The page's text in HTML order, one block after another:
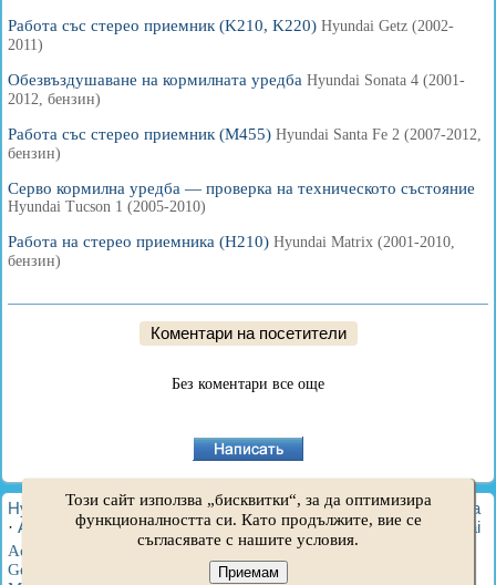
Работа със стерео приемник (K210, K220) Hyundai Getz (2002-
2011)
Обезвъздушаване на кормилната уредба Hyundai Sonata 4 (2001-
2012, бензин)
Работа със стерео приемник (M455) Hyundai Santa Fe 2 (2007-2012,
бензин)
Серво кормилна уредба — проверка на техническото състояние
Hyundai Tucson 1 (2005-2010)
Работа на стерео приемника (H210) Hyundai Matrix (2001-2010,
бензин)
Коментари на посетители
Без коментари все още
HyundaiBook.ru © 2018-2026·Пълна версия·Карта на сайта
· Администрация·Търсене в сайта ·Собственици на Hyundai
Accent 1 Accent 2·Accent 3 · Elantra 1 ·Elantra 2
Getz
Santa Fe 2·
Този сайт използва „бисквитки“, за да оптимизира
функционалността си. Като продължите, вие се
съгласявате с нашите условия.
Приемам